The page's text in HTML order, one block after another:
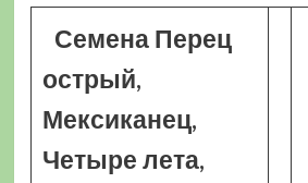
Семена Перец
острый,
Мексиканец,
Четыре лета,